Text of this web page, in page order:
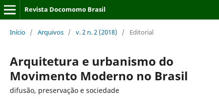
Revista Docomomo Brasil
Início / Arquivos / v. 2 n. 2 (2018) / Editorial
Arquitetura e urbanismo do
Movimento Moderno no Brasil
difusão, preservação e sociedade